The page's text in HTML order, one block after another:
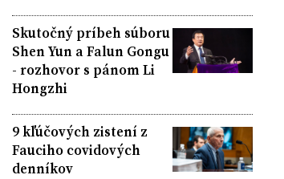
Skutočný príbeh súboru
Shen Yun a Falun Gongu
- rozhovor s pánom Li
Hongzhi
9 kľúčových zistení z
Fauciho covidových
denníkov